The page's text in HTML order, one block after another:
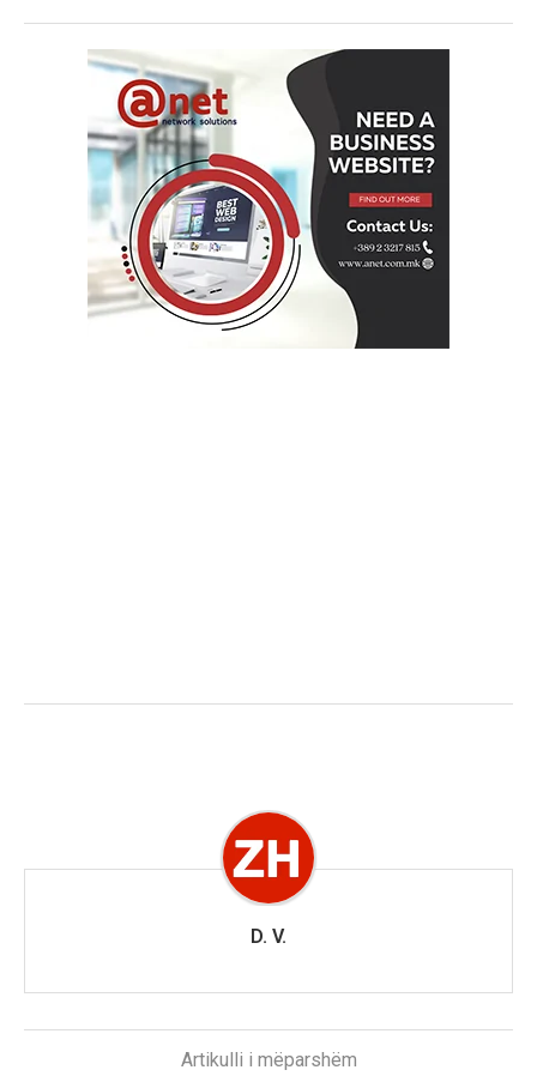
D. V.
Artikulli i mëparshëm